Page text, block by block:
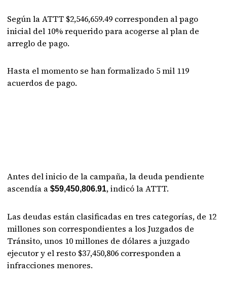
Según la ATTT $2,546,659.49 corresponden al pago
inicial del 10% requerido para acogerse al plan de
arreglo de pago.
Hasta el momento se han formalizado 5 mil 119
acuerdos de pago.
Antes del inicio de la campaña, la deuda pendiente
ascendía a$59,450,806.91, indicó la ATTT.
Las deudas están clasificadas en tres categorías, de 12
millones son correspondientes a los Juzgados de
Tránsito, unos 10 millones de dólares a juzgado
ejecutor y el resto $37,450,806 corresponden a
infracciones menores.